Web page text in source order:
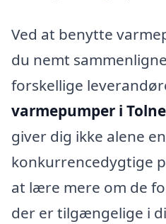
Ved at benytte
du nemt
forskellige
varmepumper i Tolne
giver dig ikke alene
konkurrencedygtige
at lære mere om de
der er tilgængelige i